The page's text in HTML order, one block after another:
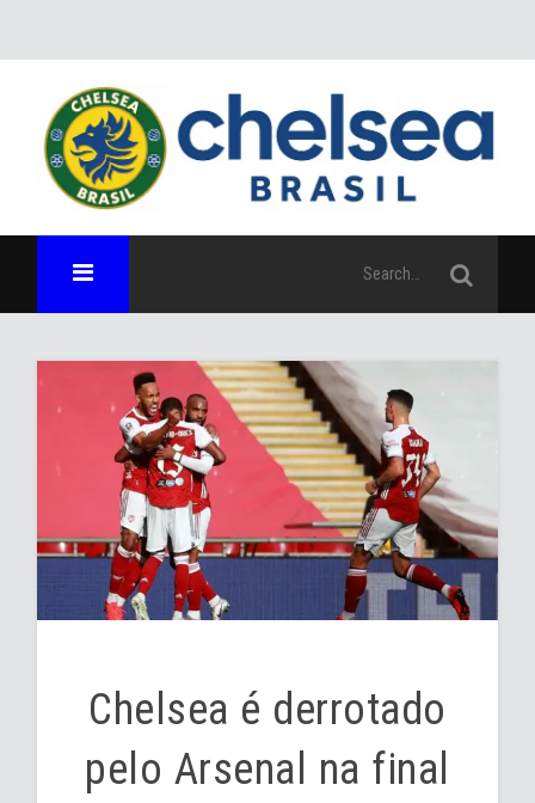
Chelsea é derrotado
pelo Arsenal na final